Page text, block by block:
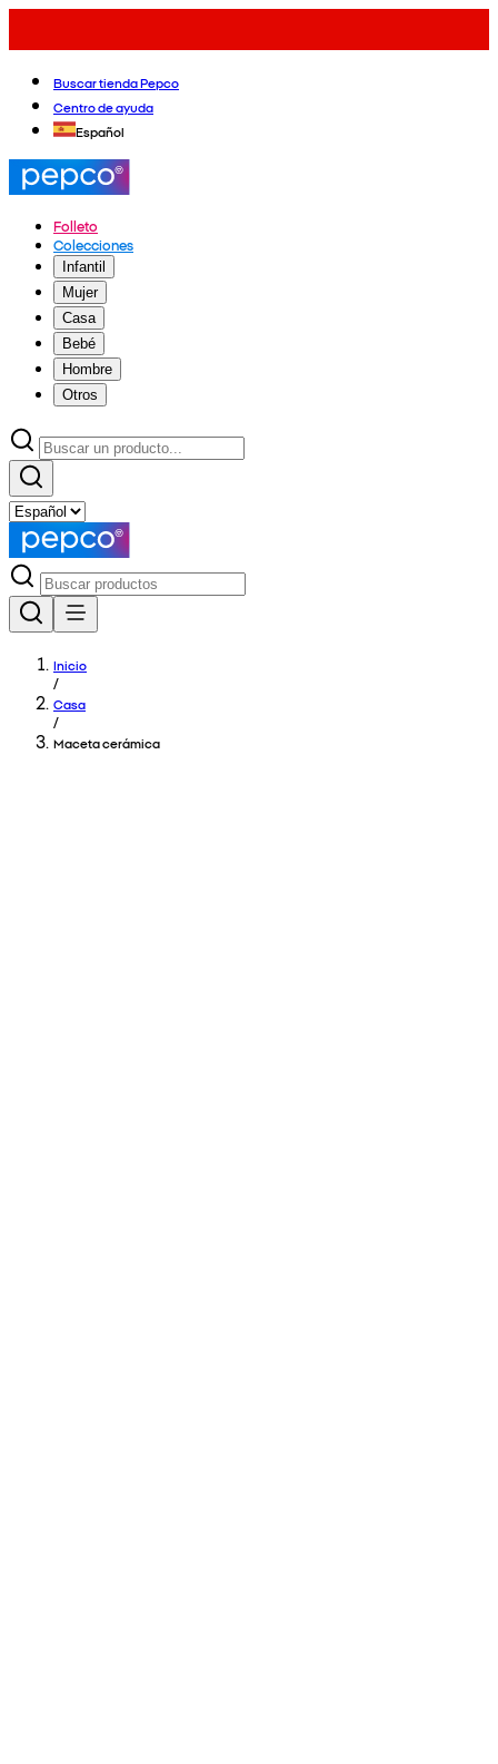
Buscar tienda Pepco
Centro de ayuda
Español
Folleto
Colecciones
Infantil
Mujer
Casa
Bebé
Hombre
Otros
Inicio
/
Casa
/
Maceta cerámica